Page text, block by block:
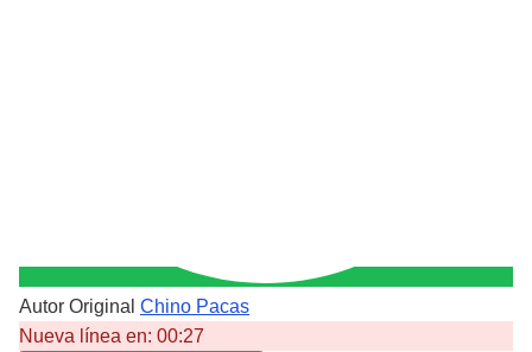
Autor Original Chino Pacas
Nueva línea en: 00:27